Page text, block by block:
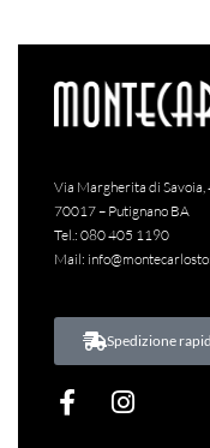
Via Margherita di Savoia,
70017 – Putignano BA
Tel.: 080 405 1190
Mail:
Spedizione